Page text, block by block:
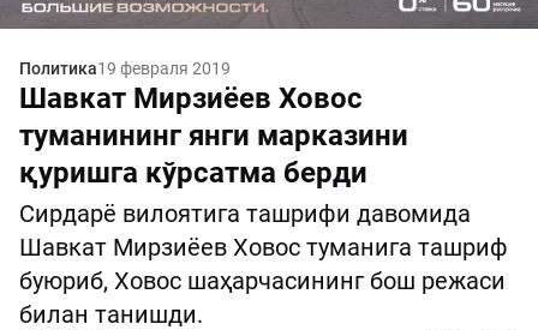
Политика19 февраля 2019
Шавкат Мирзиёев Ховос
туманининг янги марказини
қуришга кўрсатма берди
Сирдарё вилоятига ташрифи давомида
Шавкат Мирзиёев Ховос туманига ташриф
буюриб, Ховос шаҳарчасининг бош режаси
билан танишди.